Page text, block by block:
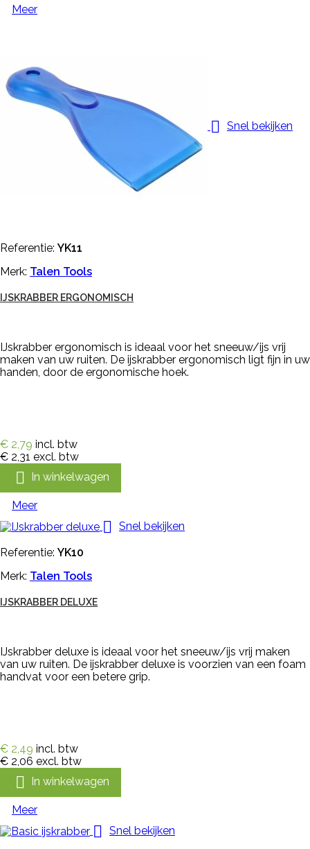
Meer
 Snel bekijken
Referentie: YK11
Merk: Talen Tools
IJSKRABBER ERGONOMISCH
IJskrabber ergonomisch is ideaal voor het sneeuw/ijs vrij
maken van uw ruiten. De ijskrabber ergonomisch ligt fijn in uw
handen, door de ergonomische hoek.
€ 2,79 incl. btw
€ 2,31 excl. btw
 In winkelwagen
Meer
 Snel bekijken
Referentie: YK10
Merk: Talen Tools
IJSKRABBER DELUXE
IJskrabber deluxe is ideaal voor het sneeuw/ijs vrij maken
van uw ruiten. De ijskrabber deluxe is voorzien van een foam
handvat voor een betere grip.
€ 2,49 incl. btw
€ 2,06 excl. btw
 In winkelwagen
Meer
 Snel bekijken